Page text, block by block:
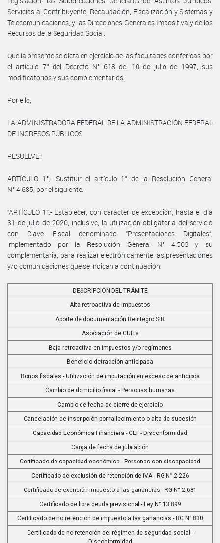
Servicios al Contribuyente, Recaudación, Fiscalización y Sistemas y
Telecomunicaciones, y las Direcciones Generales Impositiva y de los
Recursos de la Seguridad Social.
Que la presente se dicta en ejercicio de las facultades conferidas por
el artículo 7° del Decreto N° 618 del 10 de julio de 1997, sus
modificatorios y sus complementarios.
Por ello,
LA ADMINISTRADORA FEDERAL DE LA ADMINISTRACIÓN FEDERAL
DE INGRESOS PÚBLICOS
RESUELVE:
ARTÍCULO 1°.- Sustituir el artículo 1° de la Resolución General
N° 4.685, por el siguiente:
“ARTÍCULO 1°.- Establecer, con carácter de excepción, hasta el día
31 de julio de 2020, inclusive, la utilización obligatoria del servicio
con Clave Fiscal denominado “Presentaciones Digitales”,
implementado por la Resolución General N° 4.503 y su
complementaria, para realizar electrónicamente las presentaciones
y/o comunicaciones que se indican a continuación:
DESCRIPCIÓN DEL TRÁMITE
Alta retroactiva de impuestos
Aporte de documentación Reintegro SIR
Asociación de CUITs
Baja retroactiva en impuestos y/o regímenes
Beneficio detracción anticipada
Bonos fiscales - Utilización de imputación en exceso de anticipos
Cambio de domicilio fiscal - Personas humanas
Cambio de fecha de cierre de ejercicio
Cancelación de inscripción por fallecimiento o alta de sucesión
Capacidad Económica Financiera - CEF - Disconformidad
Carga de fecha de jubilación
Certificado de capacidad económica - Personas con discapacidad
Certificado de exclusión de retención de IVA - RG N° 2.226
Certificado de exención impuesto a las ganancias - RG N° 2.681
Certificado de libre deuda previsional - Ley N° 13.899
Certificado de no retención de impuesto a las ganancias - RG N° 830
Certificado de no retención del régimen de seguridad social -
Disconformidad